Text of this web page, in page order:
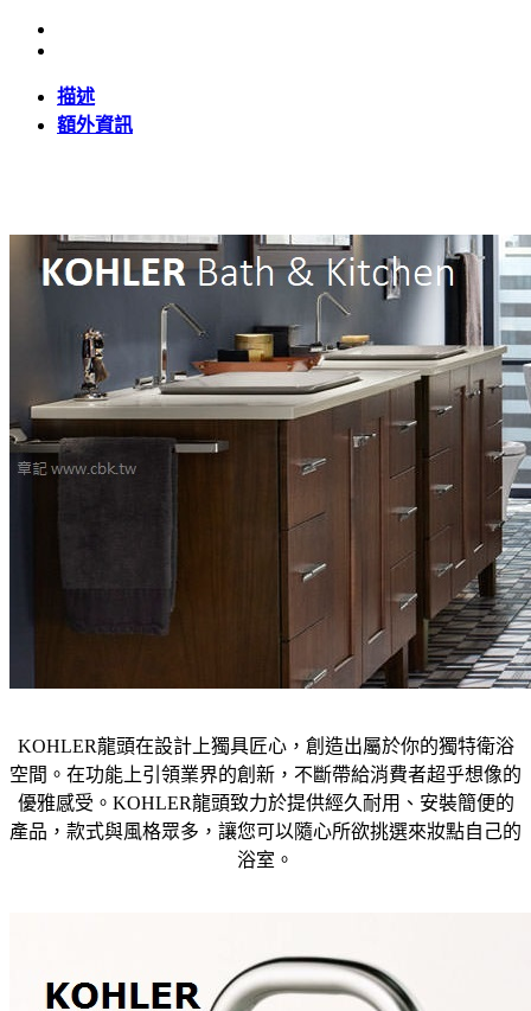
龍
14428T-
3-
描述
額外資訊
KOHLER龍頭在設計上獨具匠心，創造出屬於你的獨特衛浴
空間。在功能上引領業界的創新，不斷帶給消費者超乎想像的
優雅感受。KOHLER龍頭致力於提供經久耐用、安裝簡便的
產品，款式與風格眾多，讓您可以隨心所欲挑選來妝點自己的
浴室。